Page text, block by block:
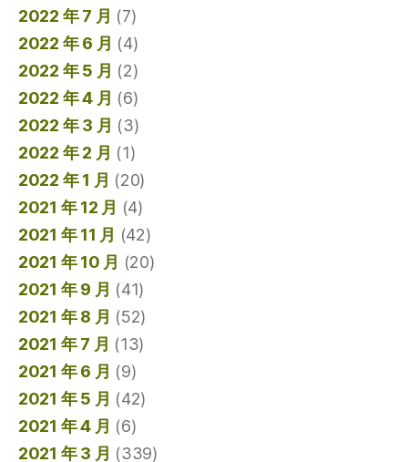
2022 年 7 月 (7)
2022 年 6 月 (4)
2022 年 5 月 (2)
2022 年 4 月 (6)
2022 年 3 月 (3)
2022 年 2 月 (1)
2022 年 1 月 (20)
2021 年 12 月 (4)
2021 年 11 月 (42)
2021 年 10 月 (20)
2021 年 9 月 (41)
2021 年 8 月 (52)
2021 年 7 月 (13)
2021 年 6 月 (9)
2021 年 5 月 (42)
2021 年 4 月 (6)
2021 年 3 月 (339)